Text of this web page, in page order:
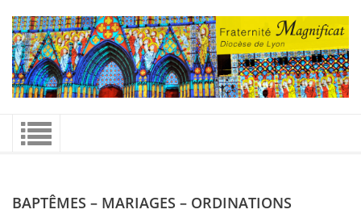
BAPTÊMES – MARIAGES – ORDINATIONS